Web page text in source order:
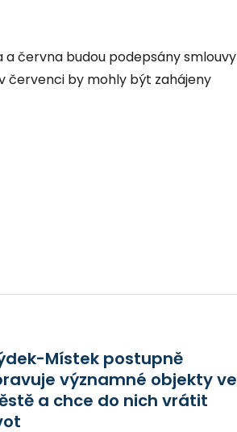
června budou podepsány smlouvy
červenci by mohly být zahájeny
Místek postupně
významné objekty ve
a chce do nich vrátit